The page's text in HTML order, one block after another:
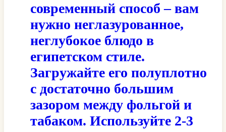
современный способ – вам
нужно неглазурованное,
неглубокое блюдо в
египетском стиле.
Загружайте его полуплотно
с достаточно большим
зазором между фольгой и
табаком. Используйте 2-3